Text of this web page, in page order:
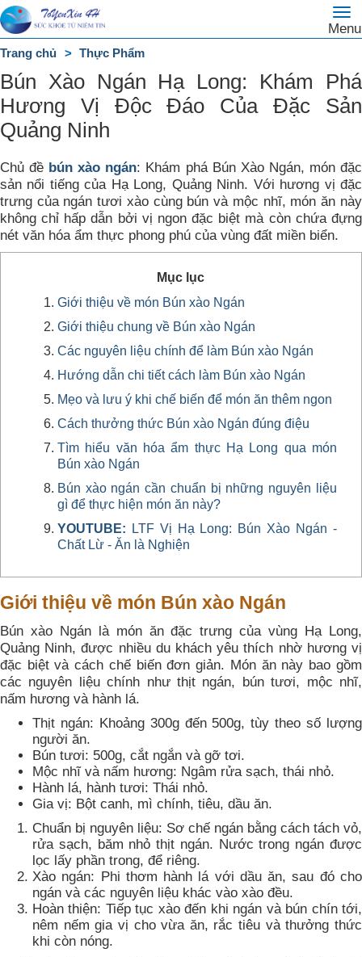
Menu
Trang
chủ
DANH
MỤC
Trang chủ Thực Phẩm
Bún Xào Ngán Hạ Long: Khám Phá
Hương Vị Độc Đáo Của Đặc Sản
Quảng Ninh
Chủ đề bún xào ngán: Khám phá Bún Xào Ngán, món đặc
sản nổi tiếng của Hạ Long, Quảng Ninh. Với hương vị đặc
trưng của ngán tươi xào cùng bún và mộc nhĩ, món ăn này
không chỉ hấp dẫn bởi vị ngon đặc biệt mà còn chứa đựng
nét văn hóa ẩm thực phong phú của vùng đất miền biển.
Mục lục
Giới thiệu về món Bún xào Ngán
Giới thiệu chung về Bún xào Ngán
Các nguyên liệu chính để làm Bún xào Ngán
Hướng dẫn chi tiết cách làm Bún xào Ngán
Mẹo và lưu ý khi chế biến để món ăn thêm ngon
Cách thưởng thức Bún xào Ngán đúng điệu
Tìm hiểu văn hóa ẩm thực Hạ Long qua món
Bún xào Ngán
Bún xào ngán cần chuẩn bị những nguyên liệu
gì để thực hiện món ăn này?
YOUTUBE: LTF Vị Hạ Long: Bún Xào Ngán -
Chất Lừ - Ăn là Nghiện
Giới thiệu về món Bún xào Ngán
Bún xào Ngán là món ăn đặc trưng của vùng Hạ Long,
Quảng Ninh, được nhiều du khách yêu thích nhờ hương vị
đặc biệt và cách chế biến đơn giản. Món ăn này bao gồm
các nguyên liệu chính như thịt ngán, bún tươi, mộc nhĩ,
nấm hương và hành lá.
Thịt ngán: Khoảng 300g đến 500g, tùy theo số lượng
người ăn.
Bún tươi: 500g, cắt ngắn và gỡ tơi.
Mộc nhĩ và nấm hương: Ngâm rửa sạch, thái nhỏ.
Hành lá, hành tươi: Thái nhỏ.
Gia vị: Bột canh, mì chính, tiêu, dầu ăn.
Chuẩn bị nguyên liệu: Sơ chế ngán bằng cách tách vỏ,
rửa sạch, băm nhỏ thịt ngán. Nước trong ngán được
lọc lấy phần trong, để riêng.
Xào ngán: Phi thơm hành lá với dầu ăn, sau đó cho
ngán và các nguyên liệu khác vào xào đều.
Hoàn thiện: Tiếp tục xào đến khi ngán và bún chín tới,
nêm nếm gia vị cho vừa ăn, rắc tiêu và thưởng thức
khi còn nóng.